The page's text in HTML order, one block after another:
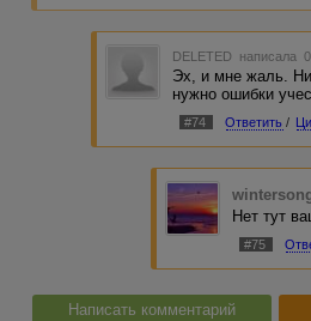
DELETED написала
Эх, и мне жаль.
нужно ошибки
#74 Ответить /
Нет тут
#75
Написать комментарий